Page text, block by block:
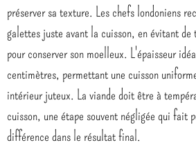
préserver sa texture. Les chefs londoniens
galettes juste avant la cuisson, en évitant de
pour conserver son moelleux. L'épaisseur
centimètres, permettant une cuisson
intérieur juteux. La viande doit être à
cuisson, une étape souvent négligée qui fait
différence dans le résultat final.